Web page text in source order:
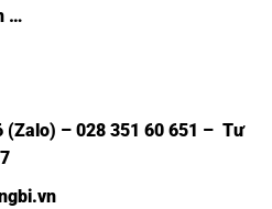
…
(Zalo) – 028 351 60 651 – Tư